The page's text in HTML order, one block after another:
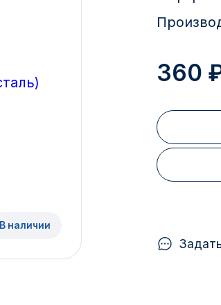
В наличии
360